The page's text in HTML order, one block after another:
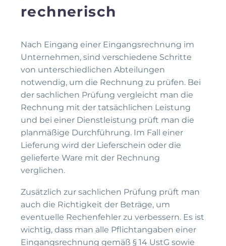
rechnerisch
Nach Eingang einer Eingangsrechnung im
Unternehmen, sind verschiedene Schritte
von unterschiedlichen Abteilungen
notwendig, um die Rechnung zu prüfen. Bei
der sachlichen Prüfung vergleicht man die
Rechnung mit der tatsächlichen Leistung
und bei einer Dienstleistung prüft man die
planmäßige Durchführung. Im Fall einer
Lieferung wird der Lieferschein oder die
gelieferte Ware mit der Rechnung
verglichen.
Zusätzlich zur sachlichen Prüfung prüft man
auch die Richtigkeit der Beträge, um
eventuelle Rechenfehler zu verbessern. Es ist
wichtig, dass man alle Pflichtangaben einer
Eingangsrechnung gemäß § 14 UstG sowie